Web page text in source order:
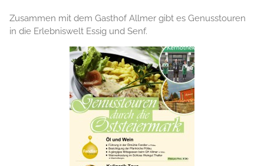
Zusammen mit dem Gasthof Allmer gibt es Genusstouren
in die Erlebniswelt Essig und Senf.